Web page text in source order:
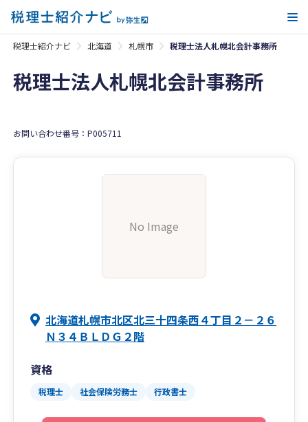
税理士紹介ナビ 北海道 札幌市 税理士法人札幌北会計事務所
税理士法人札幌北会計事務所
お問い合わせ番号：P005711
No Image
北海道札幌市北区北三十四条西４丁目２－２６
Ｎ３４ＢＬＤＧ２階
資格
税理士 社会保険労務士 行政書士